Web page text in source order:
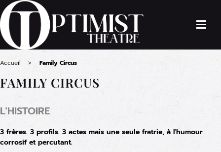
Accueil Family Circus
FAMILY CIRCUS
L'HISTOIRE
3 frères. 3 profils. 3 actes mais une seule fratrie, à l'humour
corrosif et percutant.